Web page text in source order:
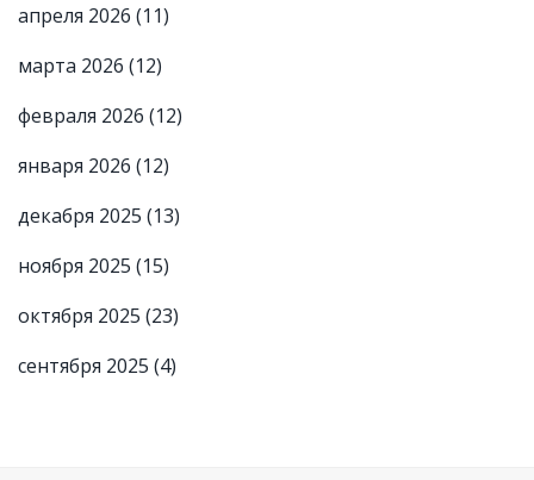
апреля 2026 (11)
марта 2026 (12)
февраля 2026 (12)
января 2026 (12)
декабря 2025 (13)
ноября 2025 (15)
октября 2025 (23)
сентября 2025 (4)